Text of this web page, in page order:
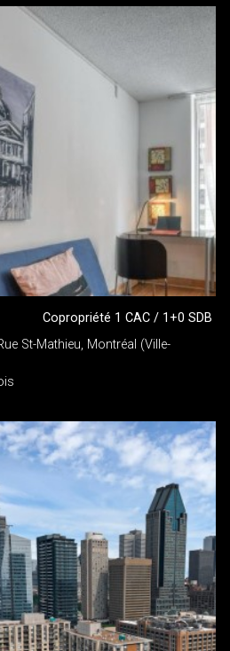
Copropriété 1 CAC / 1+0 SDB
St-Mathieu, Montréal (Ville-